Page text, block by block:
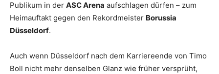
Publikum in der ASC Arena aufschlagen dürfen – zum
Heimauftakt gegen den Rekordmeister Borussia
Düsseldorf.
Auch wenn Düsseldorf nach dem Karriereende von Timo
Boll nicht mehr denselben Glanz wie früher versprüht,